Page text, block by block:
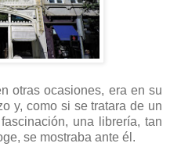
otras ocasiones, era en su
y, como si se tratara de un
una librería, tan
se mostraba ante él.